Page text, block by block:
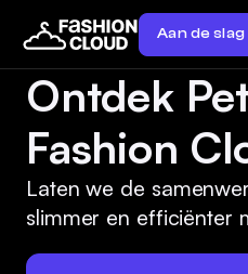
Aan de slag
Ontdek
Fashion
Laten we de
slimmer en efficiënter